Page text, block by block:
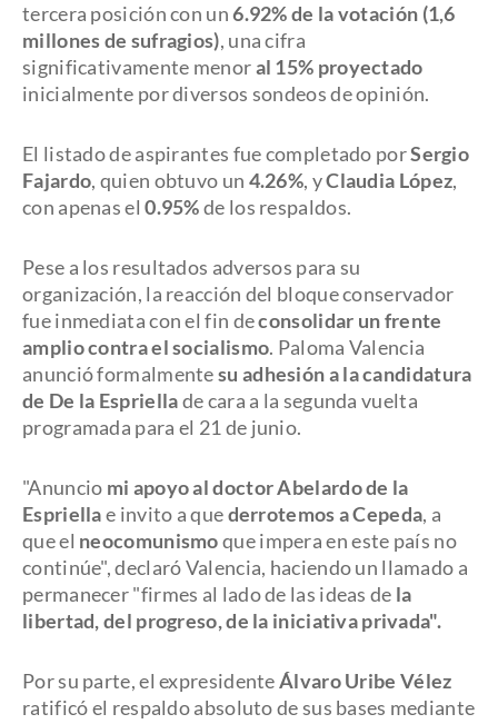
tercera posición con un6.92% de la votación (1,6
millones de sufragios), una cifra
significativamente menoral 15% proyectado
inicialmente por diversos sondeos de opinión.
El listado de aspirantes fue completado porSergio
Fajardo, quien obtuvo un 4.26%, yClaudia López,
con apenas el0.95%de los respaldos.
Pese a los resultados adversos para su
organización, la reacción del bloque conservador
fue inmediata con el fin deconsolidar un frente
amplio contra el socialismo. Paloma Valencia
anunció formalmentesu adhesión a la candidatura
de De la Espriellade cara a la segunda vuelta
programada para el 21 de junio.
"Anuncio mi apoyo al doctor Abelardo de la
Espriellae invito a quederrotemos a Cepeda, a
que el neocomunismoque impera en este país no
continúe", declaró Valencia, haciendo un llamado a
permanecer "firmes al lado de las ideas de la
libertad, del progreso, de la iniciativa privada".
Por su parte, el expresidenteÁlvaro Uribe Vélez
ratificó el respaldo absoluto de sus bases mediante